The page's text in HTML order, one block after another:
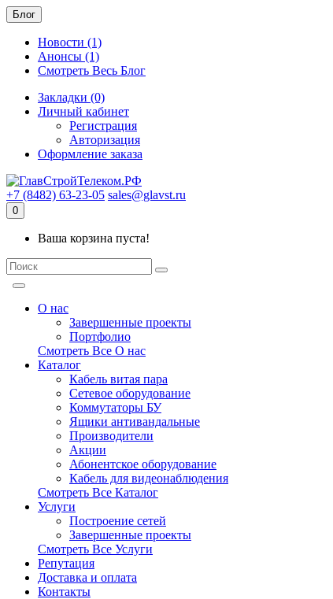
Блог
Новости (1)
Анонсы (1)
Смотреть Весь Блог
Закладки (0)
Личный кабинет
Регистрация
Авторизация
Оформление заказа
+7 (8482) 63-23-05 sales@glavst.ru
0
Ваша корзина пуста!
О нас
Завершенные проекты
Портфолио
Смотреть Все О нас
Каталог
Кабель витая пара
Сетевое оборудование
Коммутаторы БУ
Ящики антивандальные
Производители
Акции
Абонентское оборудование
Кабель для видеонаблюдения
Смотреть Все Каталог
Услуги
Построение сетей
Завершенные проекты
Смотреть Все Услуги
Репутация
Доставка и оплата
Контакты